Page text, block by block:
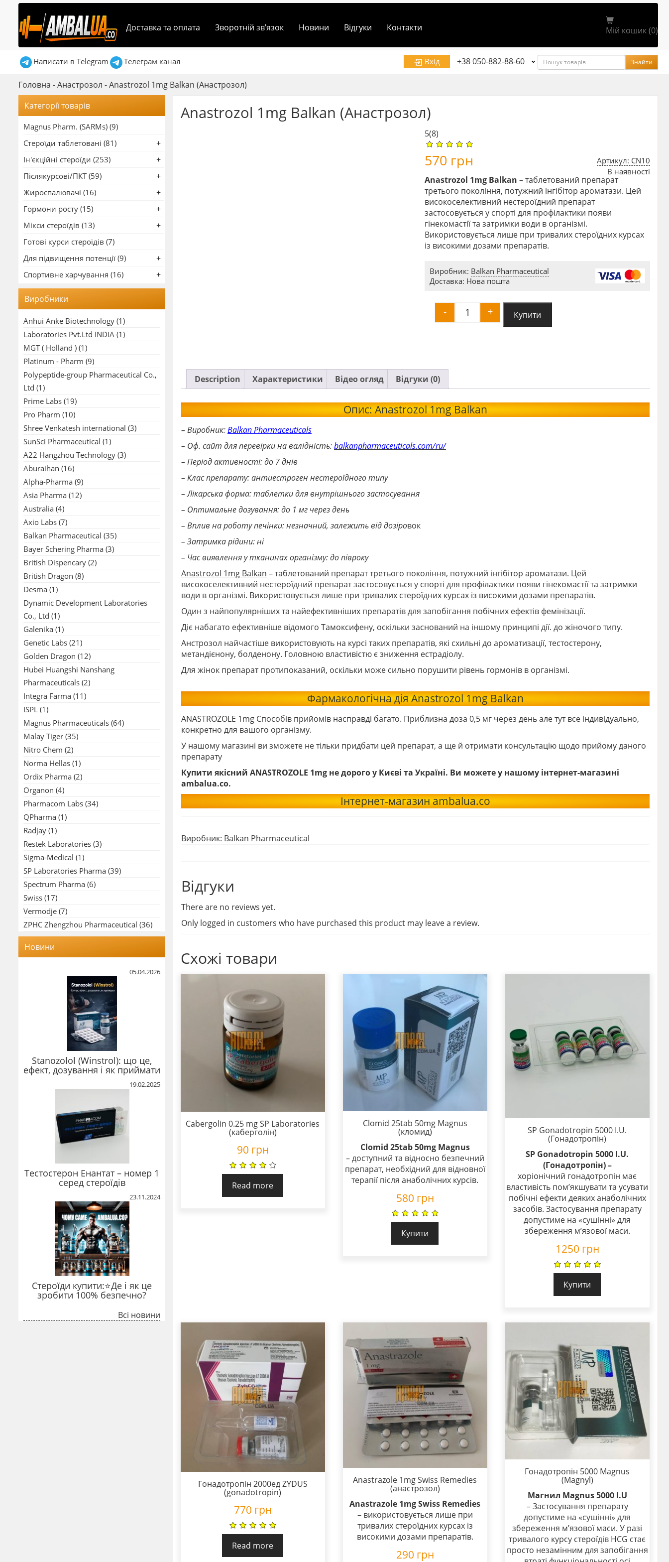
Доставка та оплата Зворотній зв’язок Новини Відгуки Контакти Мій кошик (0)
Написати в Telegram Телеграм канал Вхід +38 050-882-88-60 Пошук Знайти
Головна -Анастрозол -Anastrozol 1mg Balkan (Анастрозол)
Anastrozol 1mg Balkan (Анастрозол)
5(8)
Артикул: CN10
В наявності
570 грн
Anastrozol 1mg Balkan – таблетований препарат
третього покоління, потужний інгібітор ароматази. Цей
високоселективний нестероїдний препарат
застосовується у спорті для профілактики появи
гінекомастії та затримки води в організмі.
Використовується лише при тривалих стероїдних курсах
із високими дозами препаратів.
Виробник: Balkan Pharmaceutical
Доставка: Нова пошта
Anastrozol 1mg Balkan (Анастрозол) quantity
- + Купити
Description Характеристики Відео огляд Відгуки (0)
Опис: Anastrozol 1mg Balkan
– Виробник:Balkan Pharmaceuticals
– Оф. сайт для перевірки на валідність:balkanpharmaceuticals.com/ru/
– Період активності: до 7 днів
– Клас препарату: антиестроген нестероїдного типу
– Лікарська форма: таблетки для внутрішнього застосування
– Оптимальне дозування: до 1 мг через день
– Вплив на роботу печінки: незначний, залежить від дозіровок
– Затримка рідини: ні
– Час виявлення у тканинах організму: до півроку
Anastrozol 1mg Balkan – таблетований препарат третього покоління, потужний інгібітор ароматази. Цей
високоселективний нестероїдний препарат застосовується у спорті для профілактики появи гінекомастії та затримки
води в організмі. Використовується лише при тривалих стероїдних курсах із високими дозами препаратів.
Один з найпопулярніших та найефективніших препаратів для запобігання побічних ефектів фемінізації.
Діє набагато ефективніше відомого Тамоксифену, оскільки заснований на іншому принципі дії. до жіночого типу.
Анстрозол найчастіше використовують на курсі таких препаратів, які схильні до ароматизації, тестостерону,
метандієнону, болденону. Головною властивістю є зниження естрадіолу.
Для жінок препарат протипоказаний, оскільки може сильно порушити рівень гормонів в організмі.
Фармакологічна дія Anastrozol 1mg Balkan
ANASTROZOLE 1mg Способів прийомів насправді багато. Приблизна доза 0,5 мг через день але тут все індивідуально,
конкретно для вашого організму.
У нашому магазині ви зможете не тільки придбати цей препарат, а ще й отримати консультацію щодо прийому даного
препарату
Купити якісний ANASTROZOLE 1mg не дорого у Києві та Україні. Ви можете у нашому інтернет-магазині
ambalua.co.
Інтернет-магазин ambalua.co
Виробник: Balkan Pharmaceutical
Відгуки
There are no reviews yet.
Only logged in customers who have purchased this product may leave a review.
Схожі товари
Cabergolin 0.25 mg SP Laboratories
(каберголін)
90 грн
Read more
Clomid 25tab 50mg Magnus
(кломид)
Clomid 25tab 50mg Magnus
– доступний та відносно безпечний
препарат, необхідний для відновної
терапії після анаболічних курсів.
580 грн
Купити
SP Gonadotropin 5000 I.U.
(Гонадотропін)
SP Gonadotropin 5000 I.U.
(Гонадотропін) –
хоріонічний гонадотропін має
властивість пом’якшувати та усувати
побічні ефекти деяких анаболічних
засобів. Застосування препарату
допустиме на «сушінні» для
збереження м’язової маси.
1250 грн
Купити
Гонадотропін 2000ед ZYDUS
(gonadotropin)
770 грн
Read more
Anastrazole 1mg Swiss Remedies
(анастрозол)
Anastrazole 1mg Swiss Remedies
– використовується лише при
тривалих стероїдних курсах із
високими дозами препаратів.
290 грн
Гонадотропін 5000 Magnus
(Magnyl)
Магнил Magnus 5000 I.U
– Застосування препарату
допустиме на «сушінні» для
збереження м’язової маси. У разі
тривалого курсу стероїдів HCG стає
просто незамінним для запобігання
Категорії товарів
Magnus Pharm. (SARMs) (9)
Стероїди таблетовані (81)
Ін'єкційні стероїди (253)
Післякурсові/ПКТ (59)
Жироспалювачі (16)
Гормони росту (15)
Мікси стероїдів (13)
Готові курси стероїдів (7)
Для підвищення потенції (9)
Спортивне харчування (16)
Виробники
Anhui Anke Biotechnology (1)
Laboratories Pvt.Ltd INDIA (1)
MGT ( Holland ) (1)
Platinum - Pharm (9)
Polypeptide-group Pharmaceutical Co.,
Ltd (1)
Prime Labs (19)
Pro Pharm (10)
Shree Venkatesh international (3)
SunSci Pharmaceutical (1)
A22 Hangzhou Technology (3)
Aburaihan (16)
Alpha-Pharma (9)
Asia Pharma (12)
Australia (4)
Axio Labs (7)
Balkan Pharmaceutical (35)
Bayer Schering Pharma (3)
British Dispencary (2)
British Dragon (8)
Desma (1)
Dynamic Development Laboratories
Co., Ltd (1)
Galenika (1)
Genetic Labs (21)
Golden Dragon (12)
Hubei Huangshi Nanshang
Pharmaceuticals (2)
Integra Farma (11)
ISPL (1)
Magnus Pharmaceuticals (64)
Malay Tiger (35)
Nitro Chem (2)
Norma Hellas (1)
Ordix Pharma (2)
Organon (4)
Pharmacom Labs (34)
QPharma (1)
Radjay (1)
Restek Laboratories (3)
Sigma-Medical (1)
SP Laboratories Pharma (39)
Spectrum Pharma (6)
Swiss (17)
Vermodje (7)
ZPHC Zhengzhou Pharmaceutical (36)
Новини
05.04.2026
Stanozolol (Winstrol): що це,
ефект, дозування і як приймати
19.02.2025
Тестостерон Енантат – номер 1
серед стероїдів
23.11.2024
Стероїди купити:⭐Де і як це
зробити 100% безпечно?
Всі новини